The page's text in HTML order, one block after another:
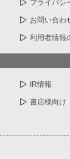
プライバシ
お問い合わ
利用者情報
IR情報
書店様向け